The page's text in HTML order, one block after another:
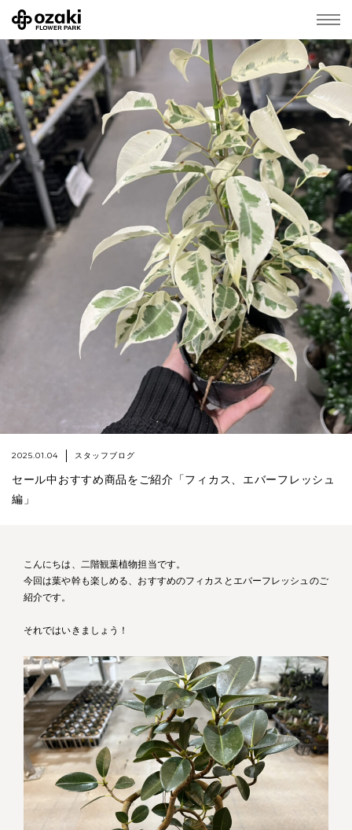
2025.01.04 スタッフブログ
セール中おすすめ商品をご紹介「フィカス、エバーフレッシュ
編」
こんにちは、二階観葉植物担当です。
今回は葉や幹も楽しめる、おすすめのフィカスとエバーフレッシュのご
紹介です。
それではいきましょう！